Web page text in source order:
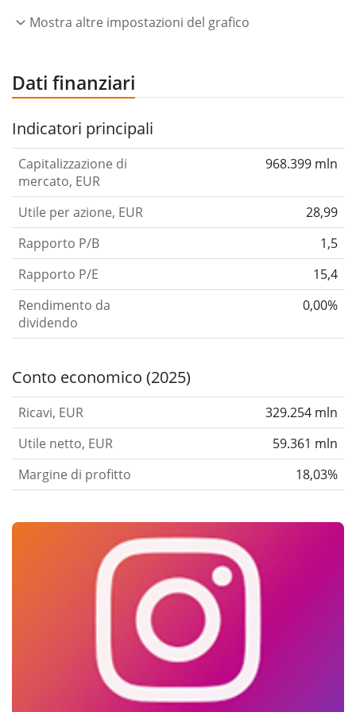
dettaglio, tra cui concessionari di automobili e leasing
Chace nel 1839 e ha sede a Omaha, NE.
Mostra altre impostazioni del grafico
Dati finanziari
Indicatori principali
Capitalizzazione di
mercato, EUR
968.399 mln
Utile per azione, EUR
28,99
Rapporto P/B
1,5
Rapporto P/E
15,4
Rendimento da
dividendo
0,00%
Conto economico (2025)
Ricavi, EUR
329.254 mln
Utile netto, EUR
59.361 mln
Margine di profitto
18,03%